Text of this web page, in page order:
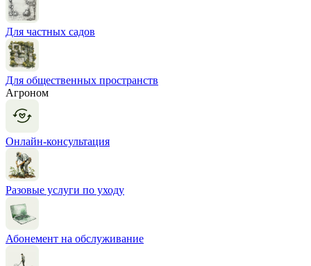
Для частных садов
Для общественных пространств
Агроном
Онлайн-консультация
Разовые услуги по уходу
Абонемент на обслуживание